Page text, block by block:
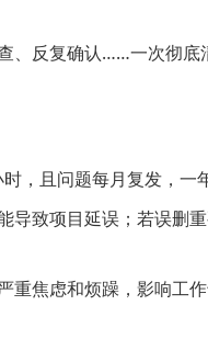
、反复确认……一次彻
，且问题每月复发，一
导致项目延误；若误删
重焦虑和烦躁，影响工